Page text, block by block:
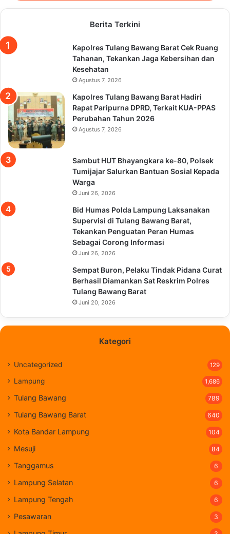
Berita Terkini
Kapolres Tulang Bawang Barat Cek Ruang
Tahanan, Tekankan Jaga Kebersihan dan
Kesehatan
Agustus 7, 2026
Kapolres Tulang Bawang Barat Hadiri
Rapat Paripurna DPRD, Terkait KUA-PPAS
Perubahan Tahun 2026
Agustus 7, 2026
Sambut HUT Bhayangkara ke-80, Polsek
Tumijajar Salurkan Bantuan Sosial Kepada
Warga
Juni 26, 2026
Bid Humas Polda Lampung Laksanakan
Supervisi di Tulang Bawang Barat,
Tekankan Penguatan Peran Humas
Sebagai Corong Informasi
Juni 26, 2026
Sempat Buron, Pelaku Tindak Pidana Curat
Berhasil Diamankan Sat Reskrim Polres
Tulang Bawang Barat
Juni 20, 2026
Kategori
Uncategorized 129
Lampung 1,686
Tulang Bawang 789
Tulang Bawang Barat 640
Kota Bandar Lampung 104
Mesuji 84
Tanggamus 6
Lampung Selatan 6
Lampung Tengah 6
Pesawaran 3